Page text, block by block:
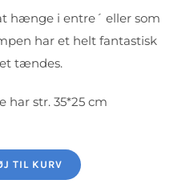
hænge i entre´ eller som
har et helt fantastisk
tændes.
har str. 35*25 cm
TIL KURV